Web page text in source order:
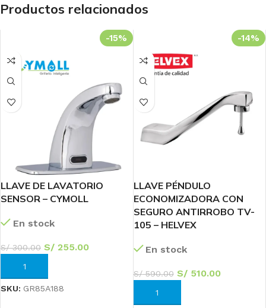
Productos relacionados
-15%
LLAVE DE LAVATORIO
SENSOR – CYMOLL
En stock
S/300.00 S/ 255.00
AÑADIR AL CARRITO
SKU: GR85A188
-14%
LLAVE PÉNDULO
ECONOMIZADORA CON
SEGURO ANTIRROBO TV-
105 – HELVEX
En stock
S/590.00 S/510.00
AÑADIR AL CARRITO